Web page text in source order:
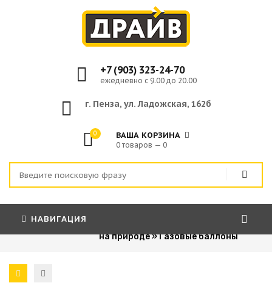
+7 (903) 323-24-70
ежедневно с 9.00 до 20.00
г. Пенза, ул. Ладожская, 162б
0 ВАША КОРЗИНА
0 товаров — 0
НАВИГАЦИЯ
Отдых
на природе»Газовые баллоны